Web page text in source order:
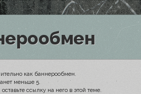
как баннерообмен.
меньше 5.
ссылку на него в этой теме.